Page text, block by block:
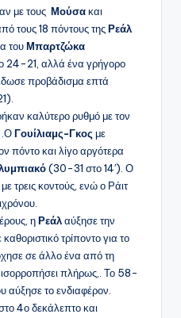
με τους Μούσακαι
τους 18 πόντους τηςΡεάλ
τουΜπαρτζώκα
24-21, αλλά ένα γρήγορο
προβάδισμα επτά
καλύτερο ρυθμό με τον
.ΟΓουίλιαμς-Γκος με
πόντο και λίγο αργότερα
(30-31 στο 14′). Ο
τρεις κοντούς, ενώ ο Ράιτ
ηΡεάλαύξησε την
τρίποντο για το
σε άλλο ένα από τη
ισορροπήσει πλήρως,. Το 58-
αύξησε το ενδιαφέρον.
4ο δεκάλεπτο και